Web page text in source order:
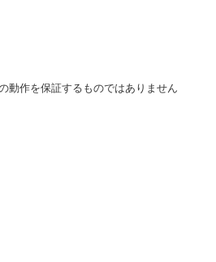
動作を保証するものではありません